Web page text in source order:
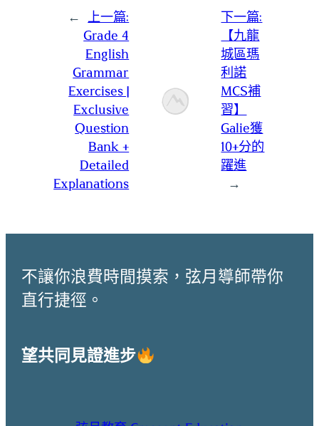
←
上一篇:
Grade 4
English
Grammar
Exercises |
Exclusive
Question
Bank +
Detailed
Explanations
下一篇:
【九龍
城區瑪
利諾
MCS補
習】
Galie獲
10+分的
躍進
→
不讓你浪費時間摸索，弦月導師帶你
直行捷徑。
望共同見證進步